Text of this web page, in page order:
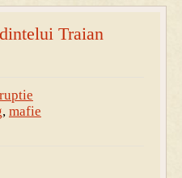
Traian
, mafie